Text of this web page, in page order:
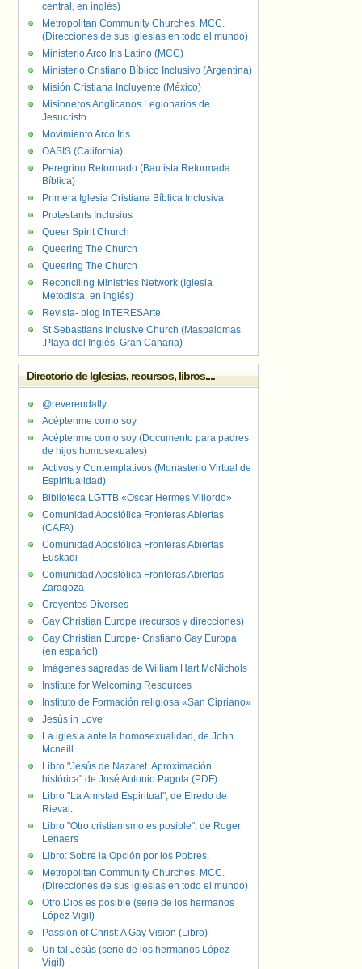
central, en inglés)
Metropolitan Community Churches. MCC.
(Direcciones de sus iglesias en todo el mundo)
Ministerio Arco Iris Latino (MCC)
Ministerio Cristiano Bíblico Inclusivo (Argentina)
Misión Cristiana Incluyente (México)
Misioneros Anglicanos Legionarios de
Jesucristo
Movimiento Arco Iris
OASIS (California)
Peregrino Reformado (Bautista Reformada
Bíblica)
Primera Iglesia Cristiana Bíblica Inclusiva
Protestants Inclusius
Queer Spirit Church
Queering The Church
Queering The Church
Reconciling Ministries Network (Iglesia
Metodista, en inglés)
Revista- blog InTERESArte.
St Sebastians Inclusive Church (Maspalomas
.Playa del Inglés. Gran Canaria)
Directorio de Iglesias, recursos, libros....
@reverendally
Acéptenme como soy
Acéptenme como soy (Documento para padres
de hijos homosexuales)
Activos y Contemplativos (Monasterio Virtual de
Espiritualidad)
Biblioteca LGTTB «Oscar Hermes Villordo»
Comunidad Apostólica Fronteras Abiertas
(CAFA)
Comunidad Apostólica Fronteras Abiertas
Euskadi
Comunidad Apostólica Fronteras Abiertas
Zaragoza
Creyentes Diverses
Gay Christian Europe (recursos y direcciones)
Gay Christian Europe- Cristiano Gay Europa
(en español)
Imágenes sagradas de William Hart McNichols
Institute for Welcoming Resources
Instituto de Formación religiosa «San Cipriano»
Jesús in Love
La iglesia ante la homosexualidad, de John
Mcneill
Libro "Jesús de Nazaret. Aproximación
histórica" de José Antonio Pagola (PDF)
Libro "La Amistad Espiritual", de Elredo de
Rieval.
Libro "Otro cristianismo es posible", de Roger
Lenaers
Libro: Sobre la Opción por los Pobres.
Metropolitan Community Churches. MCC.
(Direcciones de sus iglesias en todo el mundo)
Otro Dios es posible (serie de los hermanos
López Vigil)
Passion of Christ: A Gay Vision (Libro)
Un tal Jesús (serie de los hermanos López
Vigil)